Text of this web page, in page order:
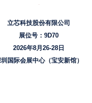
立芯科技股份有限公司
展位号：9D70
2026年8月26-28日
国际会展中心（宝安新馆）